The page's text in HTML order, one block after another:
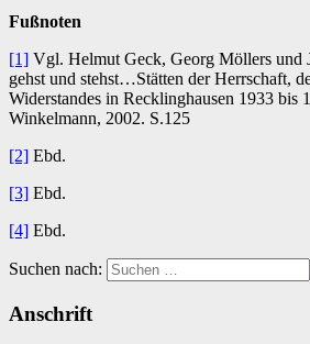
Fußnoten
[1] Vgl. Helmut Geck, Georg Möllers und
gehst und stehst…Stätten der Herrschaft,
Widerstandes in Recklinghausen 1933 bis
Winkelmann, 2002. S.125
[2] Ebd.
[3] Ebd.
[4] Ebd.
Suchen nach:
Anschrift